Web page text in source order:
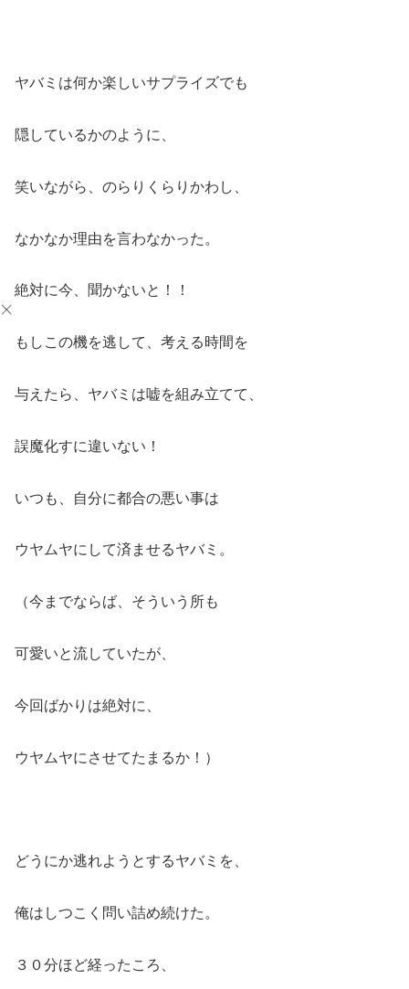
ヤバミは何か楽しいサプライズでも
隠しているかのように、
笑いながら、のらりくらりかわし、
なかなか理由を言わなかった。
絶対に今、聞かないと！！
もしこの機を逃して、考える時間を
与えたら、ヤバミは嘘を組み立てて、
誤魔化すに違いない！
いつも、自分に都合の悪い事は
ウヤムヤにして済ませるヤバミ。
（今までならば、そういう所も
可愛いと流していたが、
今回ばかりは絶対に、
ウヤムヤにさせてたまるか！）
どうにか逃れようとするヤバミを、
俺はしつこく問い詰め続けた。
３０分ほど経ったころ、